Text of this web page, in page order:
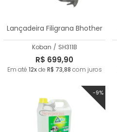
Lançadeira Filigrana Bhother
Koban / SH311B
R$ 699,90
Em até 12xde R$ 73,88 com juros
-9%